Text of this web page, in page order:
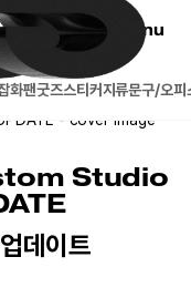
Studio
데이트
Cart Menu
화팬굿즈스티커지류문구/오피